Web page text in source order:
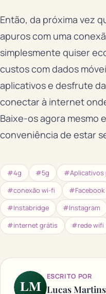
Então, da próxima vez
apuros com uma
simplesmente quiser
custos com dados
aplicativos e desfrute
conectar à internet
Baixe-os agora mesmo
conveniência de estar
#4g #5g
#Aplicativos
#conexão wi-fi
#Facebook
#Instabridge
#Instagram
#internet grátis
#rede wifi
LM
ESCRITO POR
Lucas Martins